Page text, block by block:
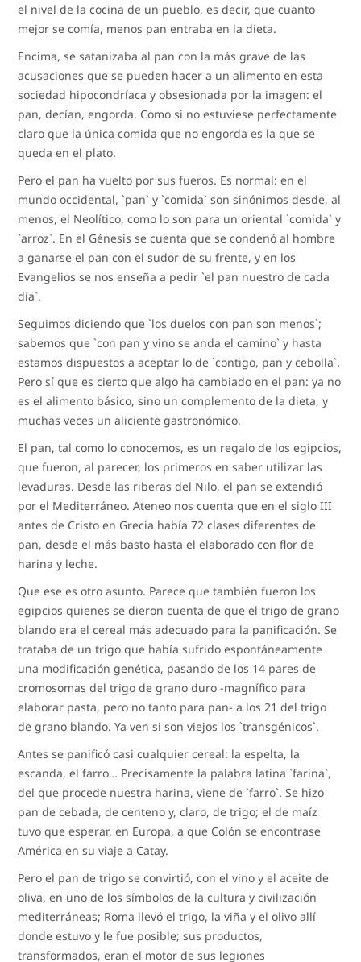
el nivel de la cocina de un pueblo, es decir, que cuanto
mejor se comía, menos pan entraba en la dieta.
Encima, se satanizaba al pan con la más grave de las
acusaciones que se pueden hacer a un alimento en esta
sociedad hipocondríaca y obsesionada por la imagen: el
pan, decían, engorda. Como si no estuviese perfectamente
claro que la única comida que no engorda es la que se
queda en el plato.
Pero el pan ha vuelto por sus fueros. Es normal: en el
mundo occidental, `pan` y `comida` son sinónimos desde, al
menos, el Neolítico, como lo son para un oriental `comida` y
`arroz`. En el Génesis se cuenta que se condenó al hombre
a ganarse el pan con el sudor de su frente, y en los
Evangelios se nos enseña a pedir `el pan nuestro de cada
día`.
Seguimos diciendo que `los duelos con pan son menos`;
sabemos que `con pan y vino se anda el camino` y hasta
estamos dispuestos a aceptar lo de `contigo, pan y cebolla`.
Pero sí que es cierto que algo ha cambiado en el pan: ya no
es el alimento básico, sino un complemento de la dieta, y
muchas veces un aliciente gastronómico.
El pan, tal como lo conocemos, es un regalo de los egipcios,
que fueron, al parecer, los primeros en saber utilizar las
levaduras. Desde las riberas del Nilo, el pan se extendió
por el Mediterráneo. Ateneo nos cuenta que en el siglo III
antes de Cristo en Grecia había 72 clases diferentes de
pan, desde el más basto hasta el elaborado con flor de
harina y leche.
Que ese es otro asunto. Parece que también fueron los
egipcios quienes se dieron cuenta de que el trigo de grano
blando era el cereal más adecuado para la panificación. Se
trataba de un trigo que había sufrido espontáneamente
una modificación genética, pasando de los 14 pares de
cromosomas del trigo de grano duro -magnífico para
elaborar pasta, pero no tanto para pan- a los 21 del trigo
de grano blando. Ya ven si son viejos los `transgénicos`.
Antes se panificó casi cualquier cereal: la espelta, la
escanda, el farro… Precisamente la palabra latina `farina`,
del que procede nuestra harina, viene de `farro`. Se hizo
pan de cebada, de centeno y, claro, de trigo; el de maíz
tuvo que esperar, en Europa, a que Colón se encontrase
América en su viaje a Catay.
Pero el pan de trigo se convirtió, con el vino y el aceite de
oliva, en uno de los símbolos de la cultura y civilización
mediterráneas; Roma llevó el trigo, la viña y el olivo allí
donde estuvo y le fue posible; sus productos,
transformados, eran el motor de sus legiones